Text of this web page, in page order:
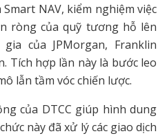
NAV, kiểm nghiệm việc
ròng của quỹ tương hỗ lên
của JPMorgan, Franklin
Tích hợp lần này là bước leo
lẫn tầm vóc chiến lược.
của DTCC giúp hình dung
này đã xử lý các giao dịch